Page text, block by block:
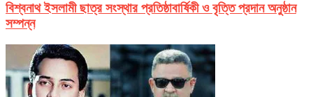
বিশ্বনাথ ইসলামী ছাত্র সংস্থার প্রতিষ্ঠাবার্ষিকী ও বৃত্তি প্রদান অনুষ্ঠান
সম্পন্ন